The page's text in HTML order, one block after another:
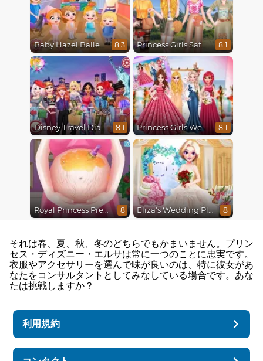
Baby Hazel Ballerina Dance 8.3 Princess Girls Safari Trip 8.1
Disney Travel Diaries: City Break 8.1 Princess Girls Wedding Trip 8.1
Royal Princess Pregnant 8 Eliza's Wedding Planner 8
それは春、夏、秋、冬のどちらでもかまいません。プリン
セス・ディズニー・エルサは常に一つのことに忠実です。
衣服やアクセサリーを選んで味が良いのは、特に彼女があ
なたをコンサルタントとしてみなしている場合です。あな
たは挑戦しますか？
利用規約